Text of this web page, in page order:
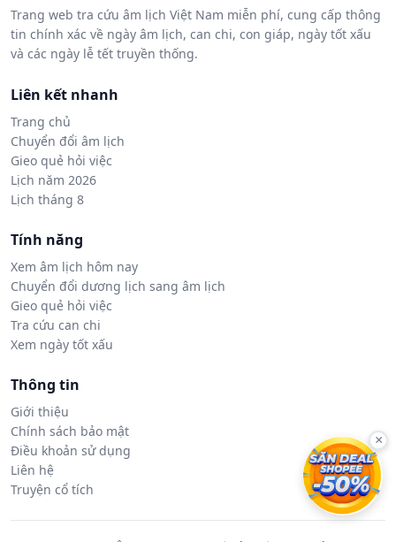
Trang web tra cứu âm lịch Việt Nam miễn phí, cung cấp thông
tin chính xác về ngày âm lịch, can chi, con giáp, ngày tốt xấu
và các ngày lễ tết truyền thống.
Liên kết nhanh
Trang chủ
Chuyển đổi âm lịch
Gieo quẻ hỏi việc
Lịch năm 2026
Lịch tháng 8
Tính năng
Xem âm lịch hôm nay
Chuyển đổi dương lịch sang âm lịch
Gieo quẻ hỏi việc
Tra cứu can chi
Xem ngày tốt xấu
Thông tin
Giới thiệu
Chính sách bảo mật
Điều khoản sử dụng
Liên hệ
Truyện cổ tích
×